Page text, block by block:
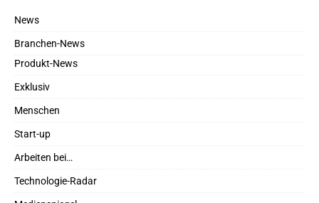
News
Branchen-News
Produkt-News
Exklusiv
Menschen
Start-up
Arbeiten bei…
Technologie-Radar